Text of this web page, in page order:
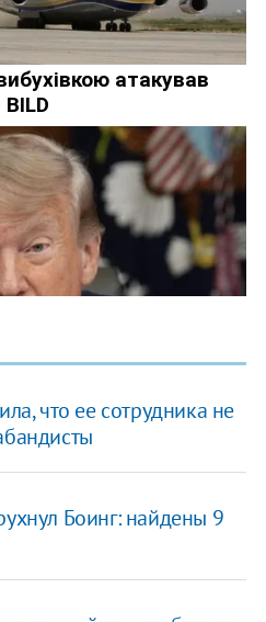
что ее сотрудника не
Боинг: найдены 9